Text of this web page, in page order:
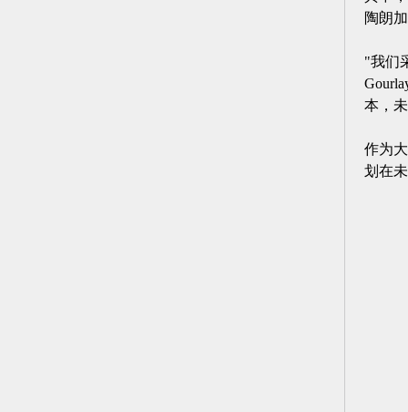
陶朗
"我们
本，
作为
划在